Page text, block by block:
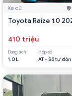
Xe cũ
Toyota Raize 1.0
410 triệu
Dung tích
1.0 L
Hộp số
AT - Số tự